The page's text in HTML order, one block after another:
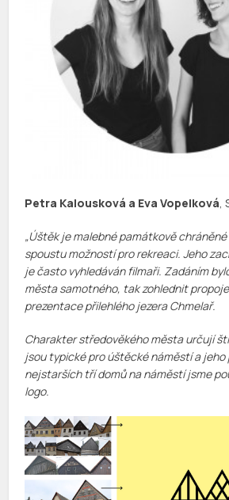
Petra Kalousková a Eva Vopelková,
„Úštěk je malebné památkově
spoustu možností pro rekreaci. Jeho
je často vyhledáván filmaři. Zadáním
města samotného, tak zohlednit
prezentace přilehlého jezera Chmelař.
Charakter středověkého města určují
jsou typické pro úštěcké náměstí a
nejstarších tří domů na náměstí jsme
logo.